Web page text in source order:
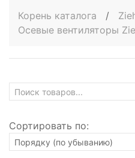
Корень каталога /
Осевые вентиляторы
Сортировать по: